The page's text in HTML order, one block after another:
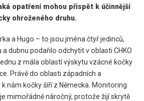
opatření mohou přispět k účinnější
ohroženého druhu.
a Hugo – to jsou jména čtyř jedinců,
dubnu podařilo odchytit v oblasti CHKO
z mála oblastí výskytu vzácné kočky
Právě do oblasti západních a
nám kočky šíří z Německa. Monitoring
mimořádně náročný, protože žijí skrytě